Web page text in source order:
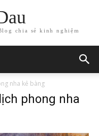
chia sẻ kinh nghiệm
nha kẻ bàng
phong nha